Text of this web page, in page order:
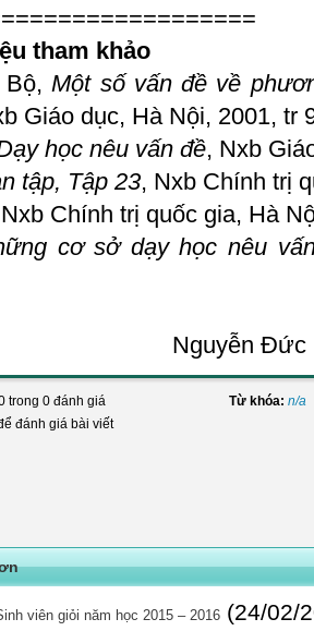
tham khảo
Bộ,Một số vấn đề về
Giáo dục, Hà Nội, 2001, tr
học nêu vấn đề, Nxb
tập, Tập 23, Nxb Chính trị
Nxb Chính trị quốc gia, Hà
cơ sở dạy học nêu
Nguyễn Đức
trong 0 đánh giá
đánh giá bài viết
Từ khóa: n/a
viên giỏi năm học 2015 – 2016 (24/02/